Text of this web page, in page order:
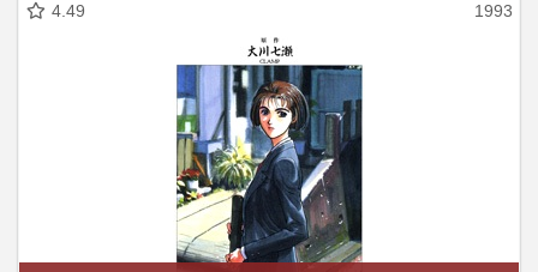
4.49 1993